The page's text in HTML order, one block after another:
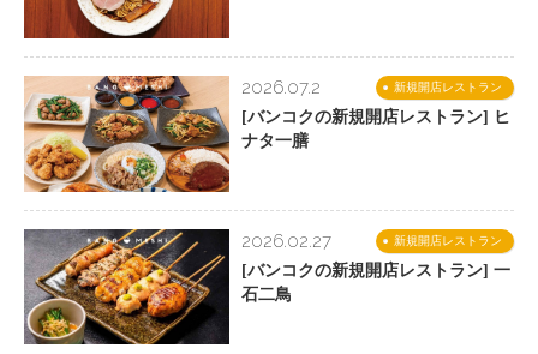
新規開店レストラン
2026.07.2
[バンコクの新規開店レストラン] ヒ
ナタ一膳
新規開店レストラン
2026.02.27
[バンコクの新規開店レストラン] 一
石二鳥